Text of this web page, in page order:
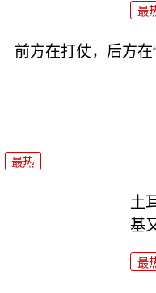
最
前方在打仗，后方在
最热
土
基
最